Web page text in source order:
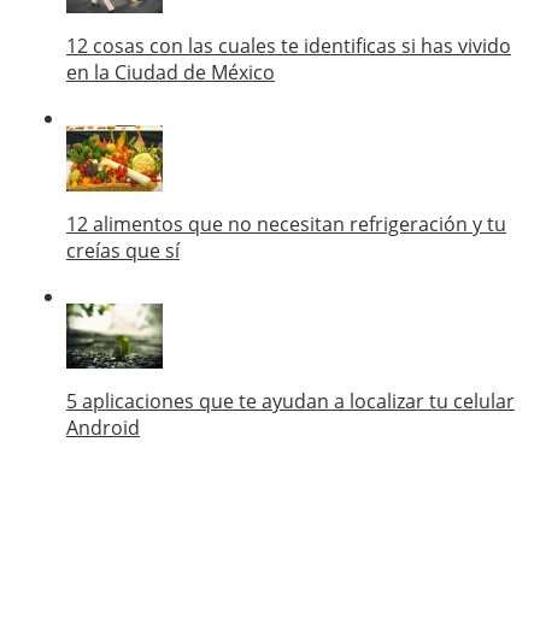
12 cosas con las cuales te identificas si has vivido
en la Ciudad de México
12 alimentos que no necesitan refrigeración y tu
creías que sí
5 aplicaciones que te ayudan a localizar tu celular
Android